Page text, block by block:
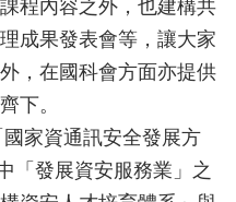
程內容之外，也建構共
成果發表會等，讓大家
，在國科會方面亦提供
下。
家資通訊安全發展方
「發展資安服務業」之